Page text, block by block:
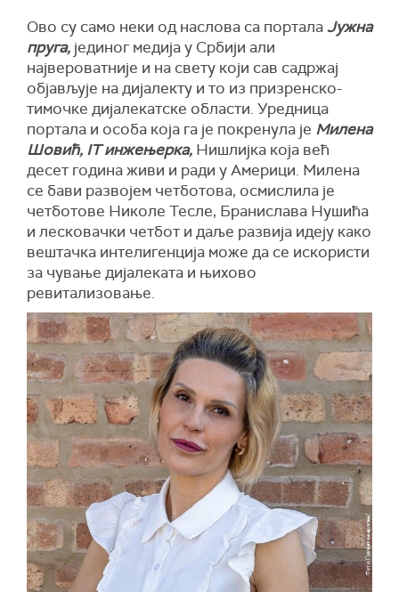
Ово су само неки од наслова са порталаЈужна
пруга, јединог медија у Србији али
највероватније и на свету који сав садржај
објављује на дијалекту и то из призренско-
тимочке дијалекатске области. Уредница
портала и особа која га је покренула је Милена
Шовић, ITинжењерка, Нишлијка која већ
десет година живи и ради у Америци. Милена
се бави развојем четботова, осмислила је
четботове Николе Тесле, Бранислава Нушића
и лесковачки четбот и даље развија идеју како
вештачка интелигенција може да се искористи
за чување дијалеката и њихово
ревитализовање.